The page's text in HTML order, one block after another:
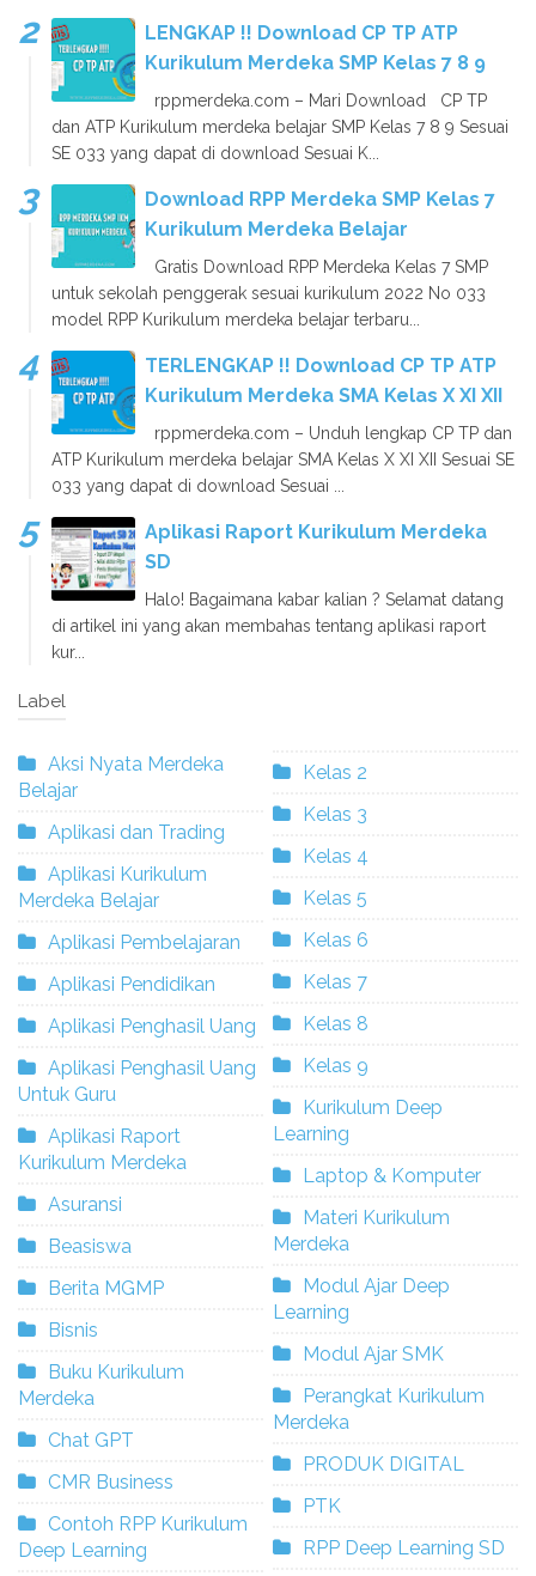
LENGKAP !! Download CP TP ATP
Kurikulum Merdeka SMP Kelas 7 8 9
rppmerdeka.com – Mari Download CP TP
dan ATP Kurikulum merdeka belajar SMP Kelas 7 8 9 Sesuai
SE 033 yang dapat di download Sesuai K...
Download RPP Merdeka SMP Kelas 7
Kurikulum Merdeka Belajar
Gratis Download RPP Merdeka Kelas 7 SMP
untuk sekolah penggerak sesuai kurikulum 2022 No 033
model RPP Kurikulum merdeka belajar terbaru...
TERLENGKAP !! Download CP TP ATP
Kurikulum Merdeka SMA Kelas X XI XII
rppmerdeka.com – Unduh lengkap CP TP dan
ATP Kurikulum merdeka belajar SMA Kelas X XI XII Sesuai SE
033 yang dapat di download Sesuai ...
Aplikasi Raport Kurikulum Merdeka
SD
Halo! Bagaimana kabar kalian ? Selamat datang
di artikel ini yang akan membahas tentang aplikasi raport
kur...
Label
Aksi Nyata Merdeka
Belajar
Aplikasi dan Trading
Aplikasi Kurikulum
Merdeka Belajar
Aplikasi Pembelajaran
Aplikasi Pendidikan
Aplikasi Penghasil Uang
Aplikasi Penghasil Uang
Untuk Guru
Aplikasi Raport
Kurikulum Merdeka
Asuransi
Beasiswa
Berita MGMP
Bisnis
Buku Kurikulum
Merdeka
Chat GPT
CMR Business
Contoh RPP Kurikulum
Deep Learning
Kelas 2
Kelas 3
Kelas 4
Kelas 5
Kelas 6
Kelas 7
Kelas 8
Kelas 9
Kurikulum Deep
Learning
Laptop & Komputer
Materi Kurikulum
Merdeka
Modul Ajar Deep
Learning
Modul Ajar SMK
Perangkat Kurikulum
Merdeka
PRODUK DIGITAL
PTK
RPP Deep Learning SD